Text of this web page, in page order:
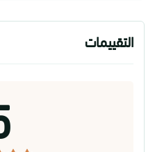
التقييمات